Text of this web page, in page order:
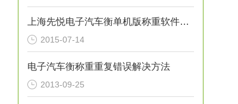
上海先悦电子汽车衡单机版称重软件功能特点
2015-07-14
电子汽车衡称重重复错误解决方法
2013-09-25